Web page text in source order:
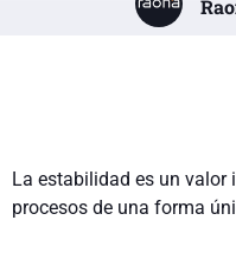
La estabilidad es un valor
procesos de una forma